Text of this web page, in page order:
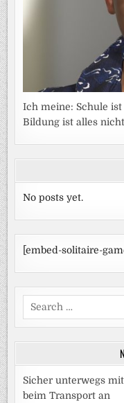
Ich meine: Schule
Bildung ist alles
No posts yet.
[embed-solitaire-
Search
for:
Sicher unterwegs
beim Transport an